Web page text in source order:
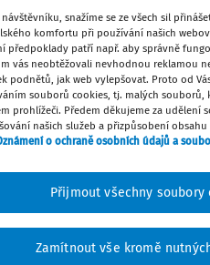
Máte
Odemčené podcasty
Možnost využít mobilní aplikaci
návštěvníku, snažíme se ze všech sil
komfortu při používání našich
předpoklady patří např. aby správně
vás neobtěžovali nevhodnou reklamou
podnětů, jak web vylepšovat. Proto od
souborů cookies, tj. malých souborů,
prohlížeči. Předem děkujeme za udělení
našich služeb a přizpůsobení
o ochraně osobních údajů a
Zamítnout vše kromě
Přijmout všechny soubory